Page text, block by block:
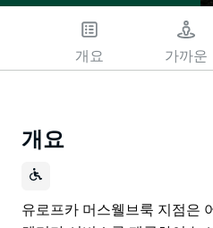
개요 가까운
개요
유로프카 머스웰브룩 지점은